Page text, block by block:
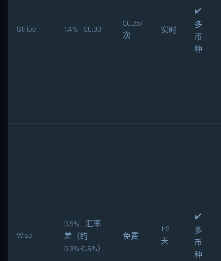
Stripe 1.4% $0.30
$0.25/
次
实时
✔️
多
币
种
Wise
0.5% 汇率
差（约
0.3%-0.6%）
免费
1-2
天
✔️
多
币
种